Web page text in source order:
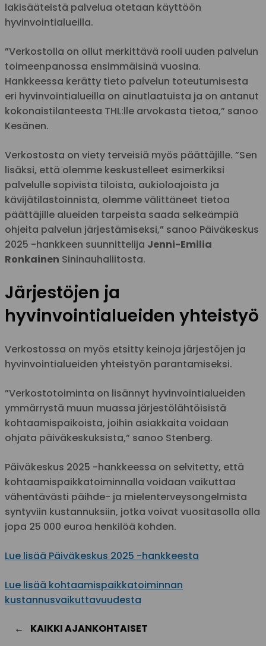
lakisääteistä palvelua otetaan käyttöön
hyvinvointialueilla.
”Verkostolla on ollut merkittävä rooli uuden palvelun
toimeenpanossa ensimmäisinä vuosina.
Hankkeessa kerätty tieto palvelun toteutumisesta
eri hyvinvointialueilla on ainutlaatuista ja on antanut
kokonaistilanteesta THL:lle arvokasta tietoa,” sanoo
Kesänen.
Verkostosta on viety terveisiä myös päättäjille. ”Sen
lisäksi, että olemme keskustelleet esimerkiksi
palvelulle sopivista tiloista, aukioloajoista ja
kävijätilastoinnista, olemme välittäneet tietoa
päättäjille alueiden tarpeista saada selkeämpiä
ohjeita palvelun järjestämiseksi,” sanoo Päiväkeskus
2025 -hankkeen suunnittelija Jenni-Emilia
Ronkainen Sininauhaliitosta.
Järjestöjen ja
hyvinvointialueiden yhteistyö
Verkostossa on myös etsitty keinoja järjestöjen ja
hyvinvointialueiden yhteistyön parantamiseksi.
”Verkostotoiminta on lisännyt hyvinvointialueiden
ymmärrystä muun muassa järjestölähtöisistä
kohtaamispaikoista, joihin asiakkaita voidaan
ohjata päiväkeskuksista,” sanoo Stenberg.
Päiväkeskus 2025 -hankkeessa on selvitetty, että
kohtaamispaikkatoiminnalla voidaan vaikuttaa
vähentävästi päihde- ja mielenterveysongelmista
syntyviin kustannuksiin, jotka voivat vuositasolla olla
jopa 25 000 euroa henkilöä kohden.
Lue lisää Päiväkeskus 2025 -hankkeesta
Lue lisää kohtaamispaikkatoiminnan
kustannusvaikuttavuudesta
KAIKKI AJANKOHTAISET